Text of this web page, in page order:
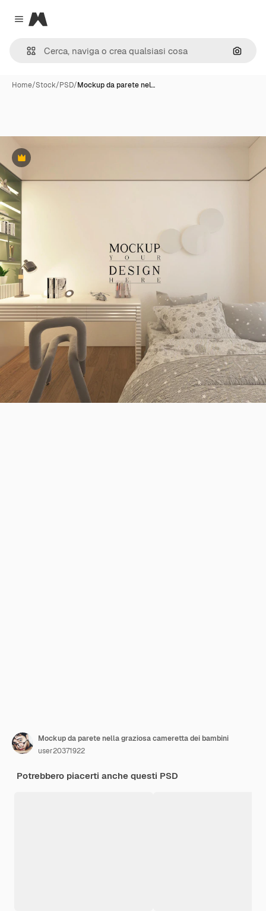
Close menu
Magnific
Cerca
Home/Stock/PSD/Mockup da parete nel…
Premium
Mockup da parete nella graziosa cameretta dei bambini
user20371922
Potrebbero piacerti anche questi PSD